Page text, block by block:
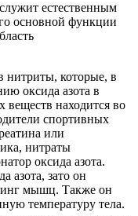
естественным
основной функции
нитриты, которые, в
оксида азота в
веществ находится во
спортивных
или
нитраты
оксида азота.
азота, зато он
мышц. Также он
температуру тела.